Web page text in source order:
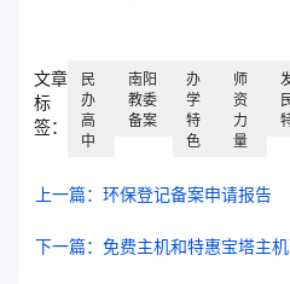
文章
标
签：
民
办
高
中
南阳
教委
备案
办
学
特
色
师
资
力
量
上一篇：环保登记备案申请报告
下一篇：免费主机和特惠宝塔主